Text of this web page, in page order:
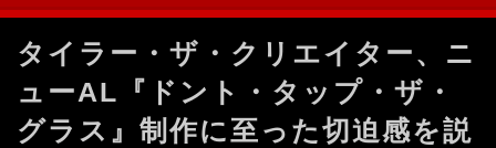
タイラー・ザ・クリエイター、ニ
ューAL『ドント・タップ・ザ・
グラス』制作に至った切迫感を説